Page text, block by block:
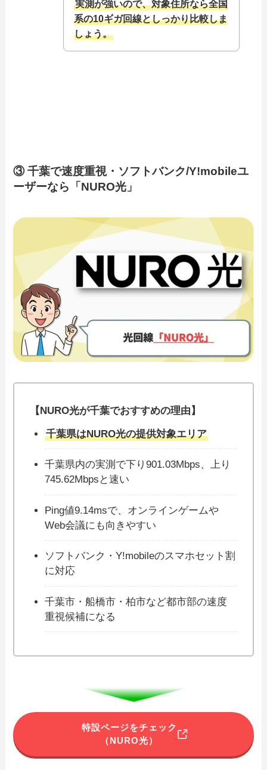
実測が強いので、対象住所なら全国
系の10ギガ回線としっかり比較しま
しょう。
③ 千葉で速度重視・ソフトバンク/Y!mobileユ
ーザーなら「NURO光」
【NURO光が千葉でおすすめの理由】
千葉県はNURO光の提供対象エリア
千葉県内の実測で下り901.03Mbps、上り
745.62Mbpsと速い
Ping値9.14msで、オンラインゲームや
Web会議にも向きやすい
ソフトバンク・Y!mobileのスマホセット割
に対応
千葉市・船橋市・柏市など都市部の速度
重視候補になる
特設ページをチェック
（NURO光）